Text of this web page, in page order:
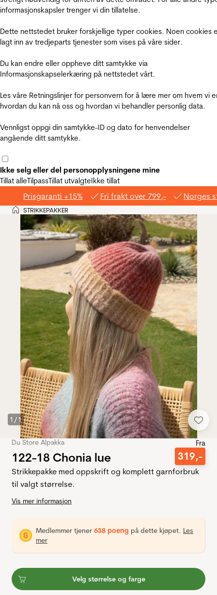
informasjonskapsler trenger vi din tillatelse.
Dette nettstedet bruker forskjellige typer cookies. Noen cookies
lagt inn av tredjeparts tjenester som vises på våre sider.
Du kan endre eller oppheve ditt samtykke via
Informasjonskapselerkæring på nettstedet vårt.
Les våre Retningslinjer for personvern for å lære mer om hvem vi
hvordan du kan nå oss og hvordan vi behandler personlig data.
Vennligst oppgi din samtykke-ID og dato for henvendelser
angående ditt samtykke.
Ikke selg eller del personopplysningene mine
Tillat alleTilpassTillat utvalgteIkke tillat
Prisgaranti +15% Fri frakt over 799,- Norges
Hjem
>STRIKKEPAKKER
1 /1
Du Store Alpakka
122-18 Chonia lue
Fra
319,-
Strikkepakke med oppskrift og komplett garnforbruk
til valgt størrelse.
Vis mer informasjon
Medlemmer tjener 638 poeng på dette kjøpet. Les
mer
Velg størrelse og farge